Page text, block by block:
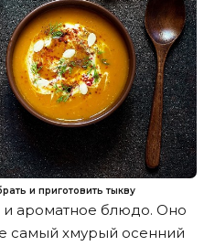
и приготовить тыкву
и ароматное блюдо. Оно
самый хмурый осенний